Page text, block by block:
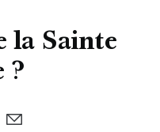
la Sainte
?